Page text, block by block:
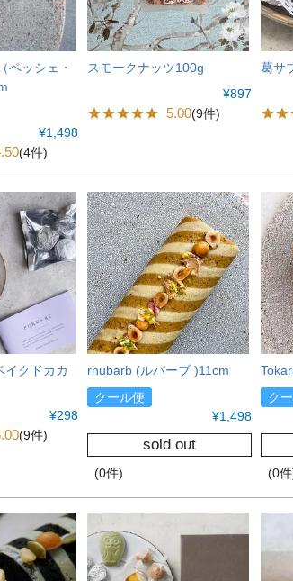
ペッシェ・
¥1,498
(4件)
スモークナッツ100g
¥897
5.00(9件)
葛サ
イクドカカ
¥298
(9件)
rhubarb (ルバーブ )11cm
クール便
¥1,498
sold out
(0件)
ク
(0